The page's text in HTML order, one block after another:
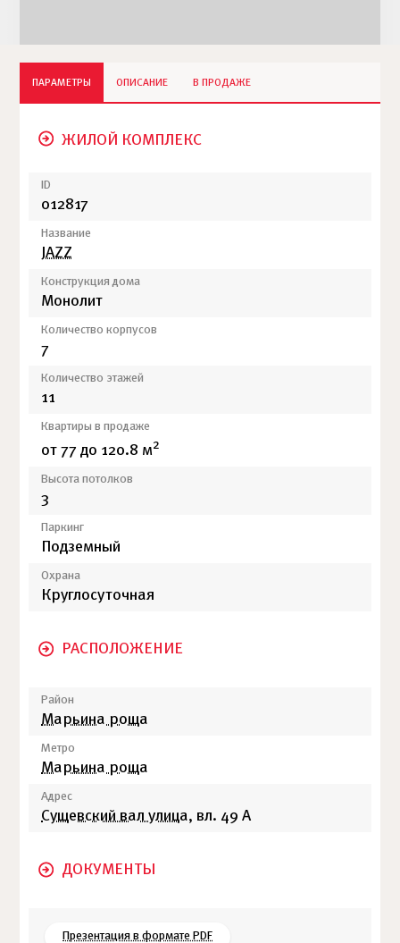
ПАРАМЕТРЫ ОПИСАНИЕ В ПРОДАЖЕ
ЖИЛОЙ КОМПЛЕКС
ID
012817
Название
JAZZ
Конструкция дома
Монолит
Количество корпусов
7
Количество этажей
11
Квартиры в продаже
от 77 до 120.8 м2
Высота потолков
3
Паркинг
Подземный
Охрана
Круглосуточная
РАСПОЛОЖЕНИЕ
Район
Марьина роща
Метро
Марьина роща
Адрес
Сущевский вал улица, вл. 49 А
ДОКУМЕНТЫ
Презентация в формате PDF